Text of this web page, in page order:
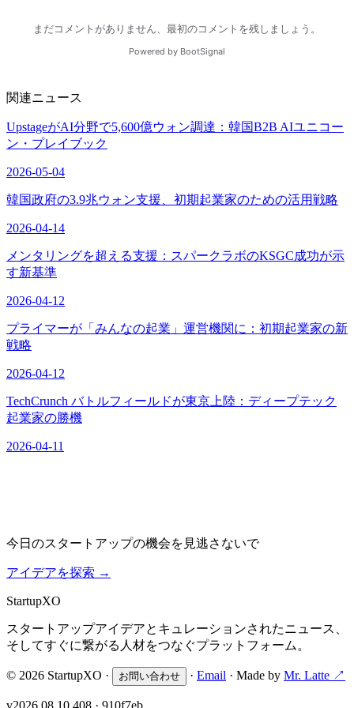
関連ニュース
UpstageがAI分野で5,600億ウォン調達：韓国B2B AIユニコー
ン・プレイブック
2026-05-04
韓国政府の3.9兆ウォン支援、初期起業家のための活用戦略
2026-04-14
メンタリングを超える支援：スパークラボのKSGC成功が示
す新基準
2026-04-12
プライマーが「みんなの起業」運営機関に：初期起業家の新
戦略
2026-04-12
TechCrunch バトルフィールドが東京上陸：ディープテック
起業家の勝機
2026-04-11
今日のスタートアップの機会を見逃さないで
アイデアを探索 →
StartupXO
スタートアップアイデアとキュレーションされたニュース、
そしてすぐに繋がる人材をつなぐプラットフォーム。
© 2026 StartupXO · お問い合わせ · Email · Made by Mr. Latte ↗
v2026.08.10.408 · 910f7eb